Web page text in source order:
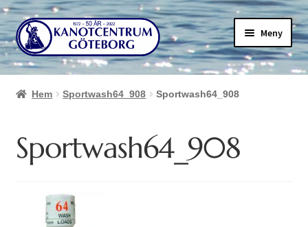
Hoppa
till
navigering
Hoppa
till
innehåll
Meny
Hem Sportwash64_908 Sportwash64_908
Sportwash64_908